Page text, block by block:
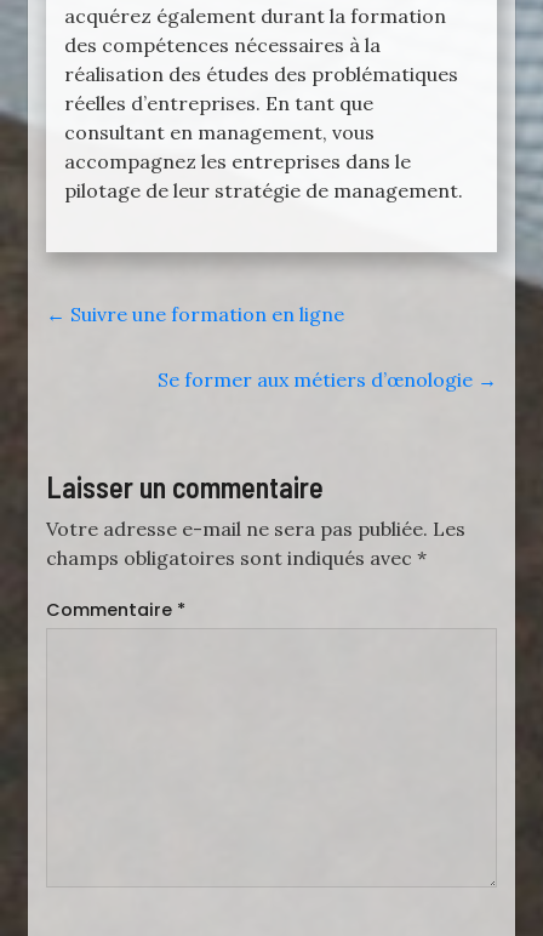
acquérez également durant la formation
des compétences nécessaires à la
réalisation des études des problématiques
réelles d’entreprises. En tant que
consultant en management, vous
accompagnez les entreprises dans le
pilotage de leur stratégie de management.
← Suivre une formation en ligne
Se former aux métiers d’œnologie →
Laisser un commentaire
Votre adresse e-mail ne sera pas publiée. Les
champs obligatoires sont indiqués avec*
Commentaire *